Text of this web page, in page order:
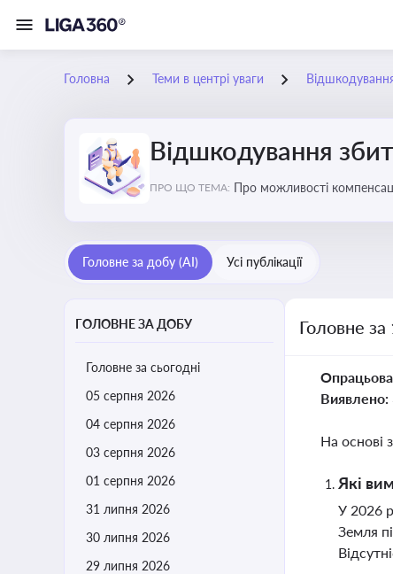
Головна Теми в центрі уваги
Відшкодування
ПРО ЩО ТЕМА: Про можливості
Головне за добу (AI) Усі публікації
ГОЛОВНЕ ЗА ДОБУ
Головне за сьогодні
05 серпня 2026
04 серпня 2026
03 серпня 2026
01 серпня 2026
31 липня 2026
30 липня 2026
29 липня 2026
Головне за
Виявлено:
На основі
Які
У 2026
Земля